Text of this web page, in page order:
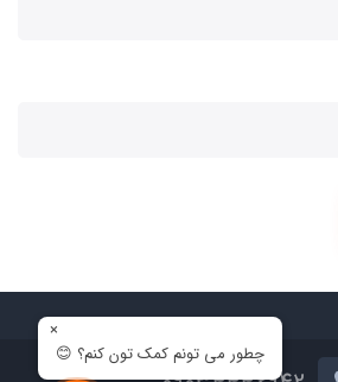
×
چطور می تونم کمک تون کنم؟ 😊